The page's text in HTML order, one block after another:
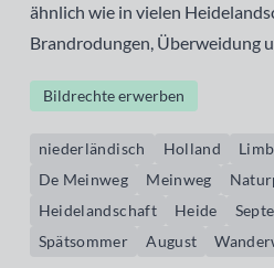
ähnlich wie in vielen
Brandrodungen, Überweidung
Bildrechte erwerben
niederländisch Holland
De Meinweg
Meinweg
Heidelandschaft
Heide
Spätsommer
August